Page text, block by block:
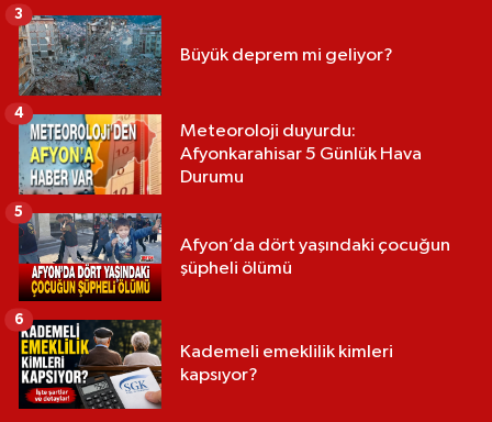
Büyük deprem mi geliyor?
3
Meteoroloji duyurdu:
Afyonkarahisar 5 Günlük Hava
Durumu
4
Afyon’da dört yaşındaki çocuğun
şüpheli ölümü
5
Kademeli emeklilik kimleri
kapsıyor?
6